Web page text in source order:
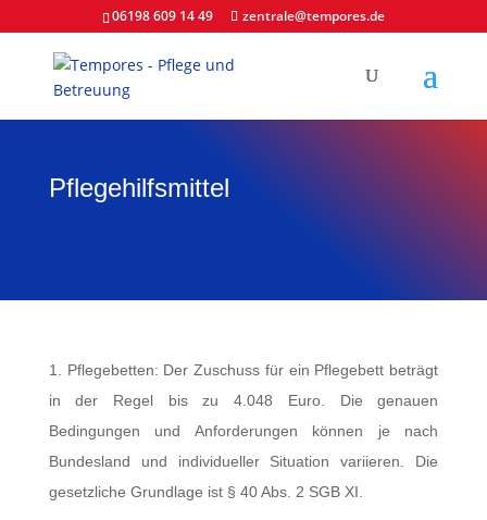
06198 609 14 49 zentrale@tempores.de
Pflegehilfsmittel
1. Pflegebetten: Der Zuschuss für ein Pflegebett beträgt
in der Regel bis zu 4.048 Euro. Die genauen
Bedingungen und Anforderungen können je nach
Bundesland und individueller Situation variieren. Die
gesetzliche Grundlage ist § 40 Abs. 2 SGB XI.